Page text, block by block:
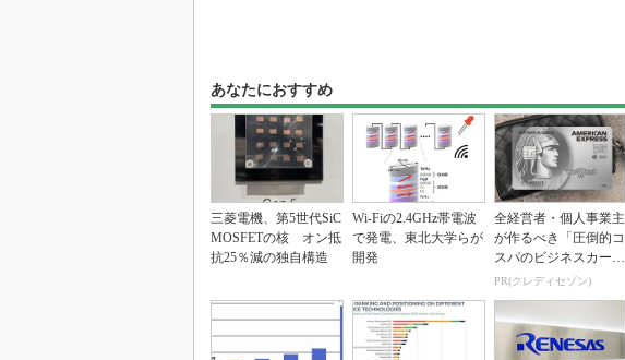
あなたにおすすめ
三菱電機、第5世代SiC
MOSFETの核 オン抵
抗25％減の独自構造
Wi-Fiの2.4GHz帯電波
で発電、東北大学らが
開発
全経営者・個人事業主
が作るべき「圧倒的コ
スパのビジネスカー
ド」
PR(クレディセゾン)